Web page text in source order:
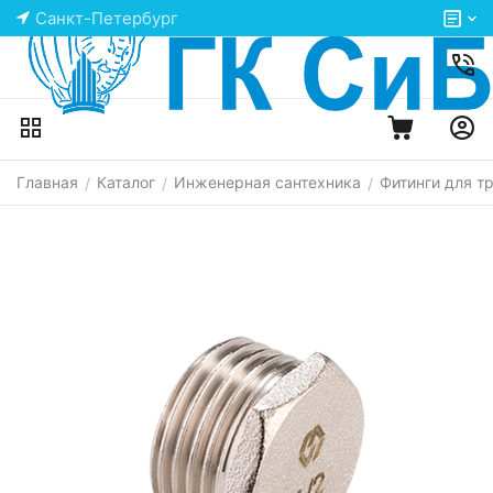
Санкт-Петербург
Главная / Каталог / Инженерная сантехника / Фитинги для